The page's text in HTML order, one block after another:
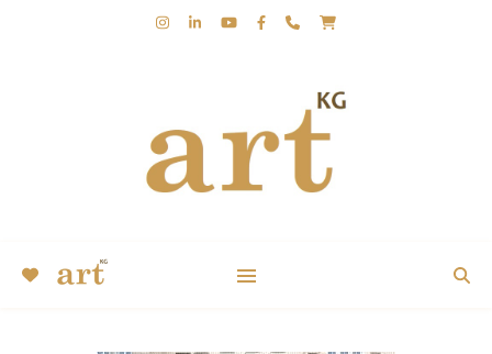
KUNST | KERSTIN GROBLER | KUGA | ABSTRAKT |